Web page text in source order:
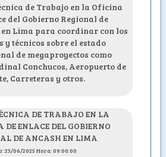
de Trabajo en la Oficina
del Gobierno Regional de
Lima para coordinar con los
y técnicos sobre el estado
de megaproyectos como
Conchucos, Aeropuerto de
Carreteras y otros.
DE TRABAJO EN LA
DE ENLACE DEL GOBIERNO
DE ANCASH EN LIMA
23/06/2025 Hora: 09:00:00